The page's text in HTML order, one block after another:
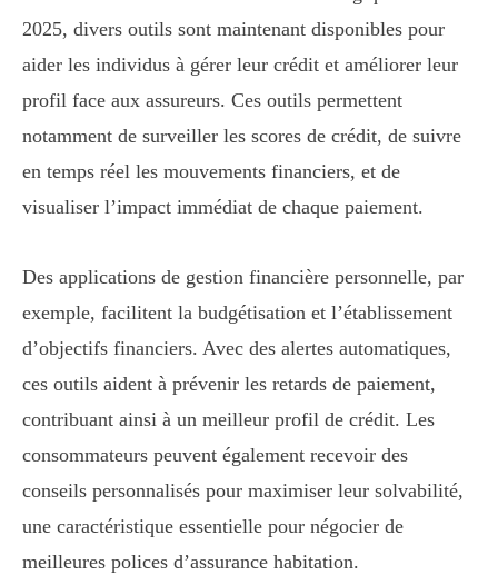
2025, divers outils sont maintenant disponibles pour
aider les individus à gérer leur crédit et améliorer leur
profil face aux assureurs. Ces outils permettent
notamment de surveiller les scores de crédit, de suivre
en temps réel les mouvements financiers, et de
visualiser l’impact immédiat de chaque paiement.
Des applications de gestion financière personnelle, par
exemple, facilitent la budgétisation et l’établissement
d’objectifs financiers. Avec des alertes automatiques,
ces outils aident à prévenir les retards de paiement,
contribuant ainsi à un meilleur profil de crédit. Les
consommateurs peuvent également recevoir des
conseils personnalisés pour maximiser leur solvabilité,
une caractéristique essentielle pour négocier de
meilleures polices d’assurance habitation.